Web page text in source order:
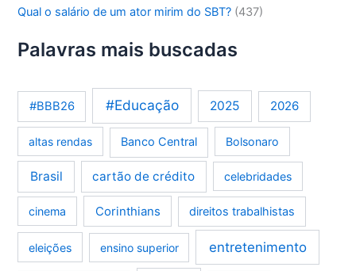
Qual o salário de um ator mirim do SBT? (437)
Palavras mais buscadas
#BBB26 #Educação 2025 2026
altas rendas Banco Central Bolsonaro
Brasil cartão de crédito celebridades
cinema Corinthians direitos trabalhistas
eleições ensino superior entretenimento